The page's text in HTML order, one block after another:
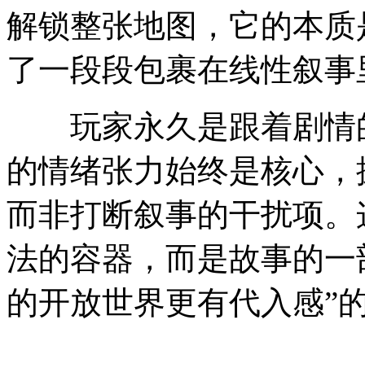
解锁整张地图，它的本
了一段段包裹在线性叙
玩家永久是跟着剧情
的情绪张力始终是核心
而非打断叙事的干扰项
法的容器，而是故事的
的开放世界更有代入感”